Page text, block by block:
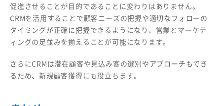
促進させることが目的であることに変わりはありません。
CRMを活用することで顧客ニーズの把握や適切なフォローの
タイミングが正確に把握できるようになり、営業とマーケテ
ィングの足並みを揃えることが可能になります。
さらにCRMは潜在顧客や見込み客の選別やアプローチもでき
るため、新規顧客獲得にも役立ちます。